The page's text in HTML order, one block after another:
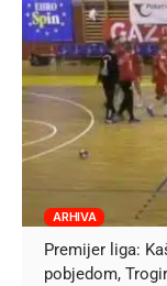
ARHIVA
Premijer liga:
pobjedom,